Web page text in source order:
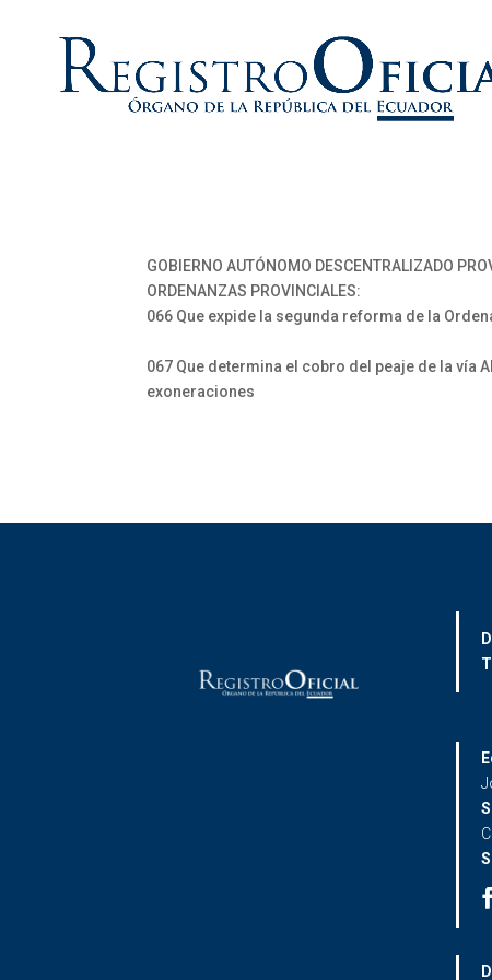
GOBIERNO AUTÓNOMO DESCENTRALIZADO
ORDENANZAS PROVINCIALES:
066 Que expide la segunda reforma de la
067 Que determina el cobro del peaje de la vía
exoneraciones